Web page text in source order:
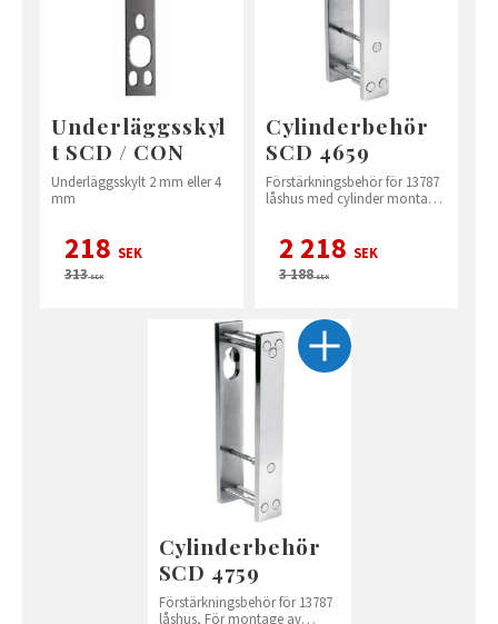
Underläggsskyl
t SCD / CON
Underläggsskylt 2 mm eller 4
mm
218 SEK
313SEK
Cylinderbehör
SCD 4659
Förstärkningsbehör för 13787
låshus med cylinder montage
2 218 SEK
3 188SEK
Cylinderbehör
SCD 4759
Förstärkningsbehör för 13787
låshus, För montage av